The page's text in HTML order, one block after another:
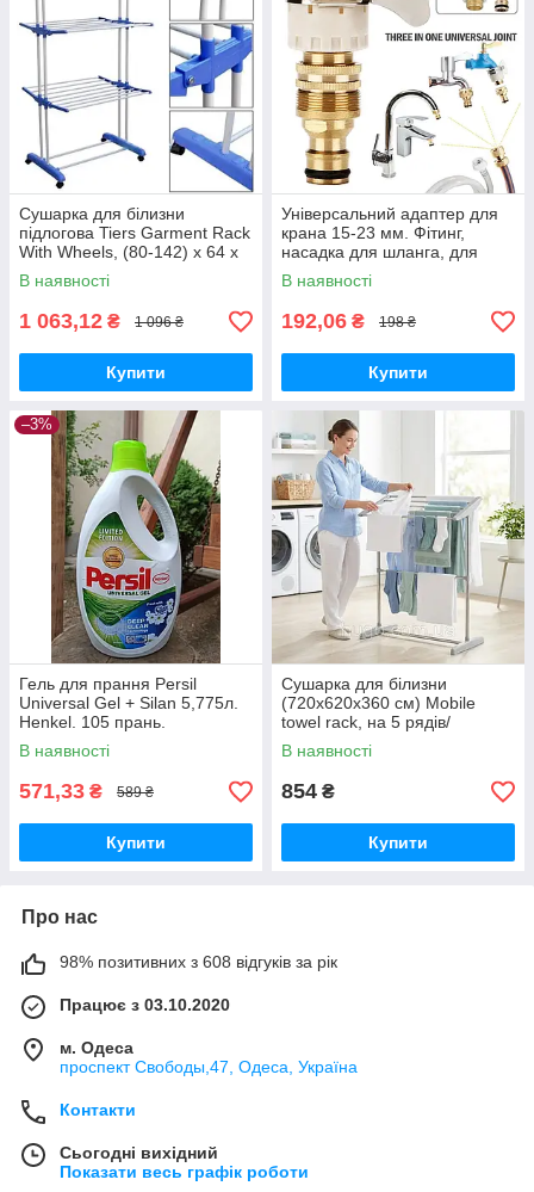
Сушарка для білизни
підлогова Tiers Garment Rack
With Wheels, (80-142) x 64 x
172 см, 4 колеса з гальмами.
Нержавійка + ABS пласти
В наявності
1 063,12 ₴ 1 096 ₴
Купити
Універсальний адаптер для
крана 15-23 мм. Фітинг,
насадка для шланга, для
раковини, для поливання,
В наявності
192,06 ₴ 198 ₴
Купити
–3%
Гель для прання Persil
Universal Gel + Silan 5,775л.
Henkel. 105 прань.
В наявності
571,33 ₴ 589 ₴
Купити
Сушарка для білизни
(720х620х360 см) Mobile
towel rack, на 5 рядів/
Напальне сушіння для одягу.
Алюміній + ABS пластик.
В наявності
854 ₴
Купити
Про нас
98% позитивних з 608 відгуків за рік
Працює з 03.10.2020
м. Одеса
проспект Свободы,47, Одеса, Україна
Контакти
Сьогодні вихідний
Показати весь графік роботи